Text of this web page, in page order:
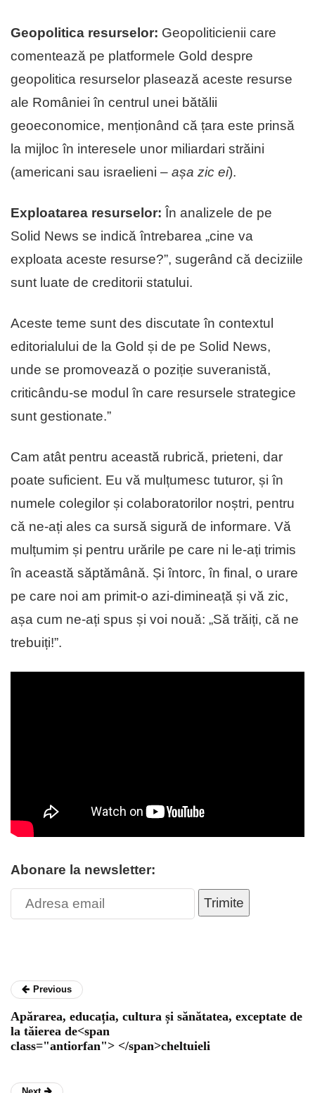
Geopolitica resurselor: Geopoliticienii care
comentează pe platformele Gold despre
geopolitica resurselor plasează aceste resurse
ale României în centrul unei bătălii
geoeconomice, menționând că țara este prinsă
la mijloc în interesele unor miliardari străini
(americani sau israelieni – așa zic ei).
Exploatarea resurselor: În analizele de pe
Solid News se indică întrebarea „cine va
exploata aceste resurse?”, sugerând că deciziile
sunt luate de creditorii statului.
Aceste teme sunt des discutate în contextul
editorialului de la Gold și de pe Solid News,
unde se promovează o poziție suveranistă,
criticându-se modul în care resursele strategice
sunt gestionate.”
Cam atât pentru această rubrică, prieteni, dar
poate suficient. Eu vă mulțumesc tuturor, și în
numele colegilor și colaboratorilor noștri, pentru
că ne-ați ales ca sursă sigură de informare. Vă
mulțumim și pentru urările pe care ni le-ați trimis
în această săptămână. Și întorc, în final, o urare
pe care noi am primit-o azi-dimineață și vă zic,
așa cum ne-ați spus și voi nouă: „Să trăiți, că ne
trebuiți!”.
Abonare la newsletter:
Trimite
Previous
Apărarea, educația, cultura și sănătatea, exceptate de
la tăierea de<span
class="antiorfan"> </span>cheltuieli